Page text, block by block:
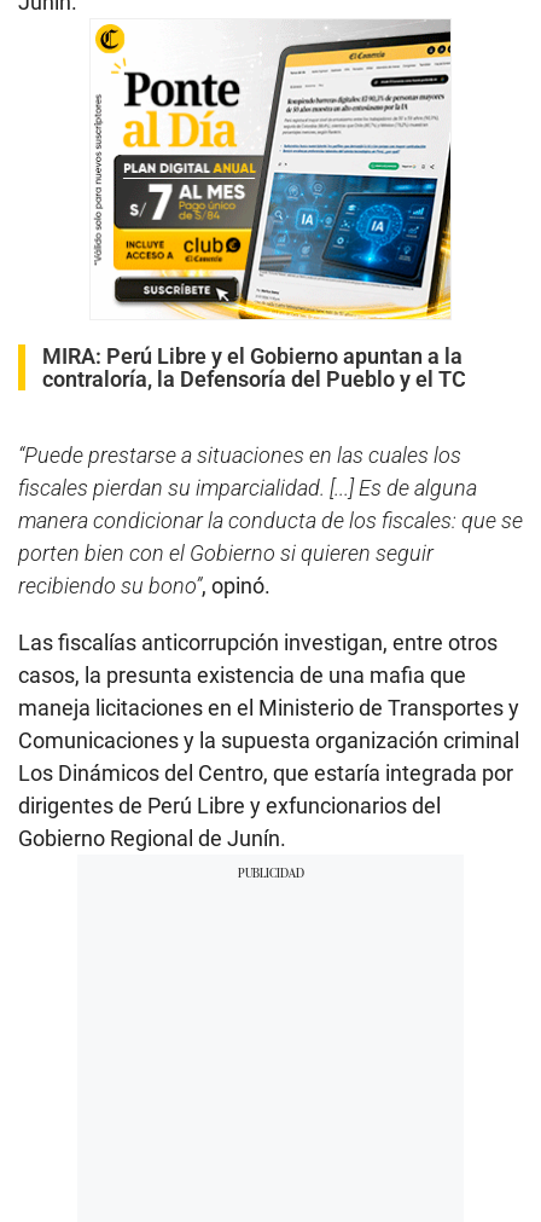
MIRA: Perú Libre y el Gobierno apuntan a la
contraloría, la Defensoría del Pueblo y el TC
“Puede prestarse a situaciones en las cuales los
fiscales pierdan su imparcialidad. [...] Es de alguna
manera condicionar la conducta de los fiscales: que se
porten bien con el Gobierno si quieren seguir
recibiendo su bono”, opinó.
Las fiscalías anticorrupción investigan, entre otros
casos, la presunta existencia de una mafia que
maneja licitaciones en el Ministerio de Transportes y
Comunicaciones y la supuesta organización criminal
Los Dinámicos del Centro, que estaría integrada por
dirigentes de Perú Libre y exfuncionarios del
Gobierno Regional de Junín.